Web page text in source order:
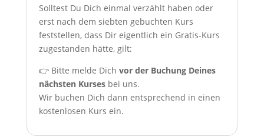
Solltest Du Dich einmal verzählt haben oder
erst nach dem siebten gebuchten Kurs
feststellen, dass Dir eigentlich ein Gratis-Kurs
zugestanden hätte, gilt:
👉 Bitte melde Dich vor der Buchung Deines
nächsten Kursesbei uns.
Wir buchen Dich dann entsprechend in einen
kostenlosen Kurs ein.